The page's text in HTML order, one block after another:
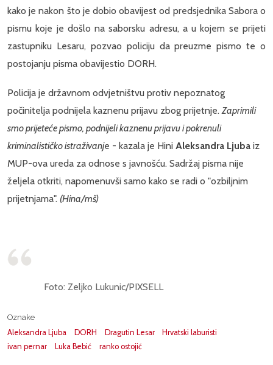
kako je nakon što je dobio obavijest od predsjednika Sabora o
pismu koje je došlo na saborsku adresu, a u kojem se prijeti
zastupniku Lesaru, pozvao policiju da preuzme pismo te o
postojanju pisma obavijestio DORH.
Policija je državnom odvjetništvu protiv nepoznatog
počinitelja podnijela kaznenu prijavu zbog prijetnje.Zaprimili
smo prijeteće pismo, podnijeli kaznenu prijavu i pokrenuli
kriminalističko istraživanje - kazala je Hini Aleksandra Ljuba iz
MUP-ova ureda za odnose s javnošću. Sadržaj pisma nije
željela otkriti, napomenuvši samo kako se radi o "ozbiljnim
prijetnjama". (Hina/mš)
Foto: Zeljko Lukunic/PIXSELL
Oznake
Aleksandra Ljuba
DORH Dragutin Lesar
Hrvatski laburisti
ivan pernar
Luka Bebić ranko ostojić